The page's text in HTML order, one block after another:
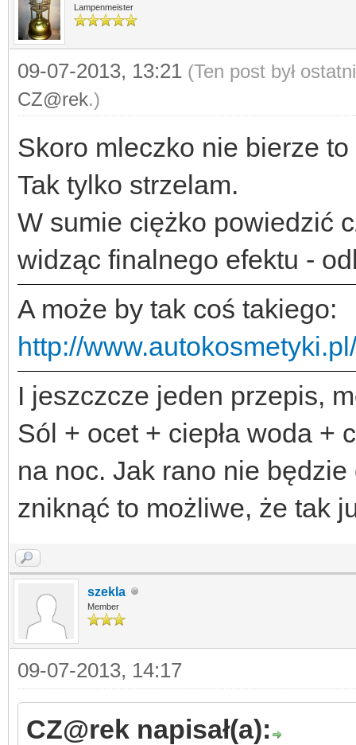
Lampenmeister
09-07-2013, 13:21 (Ten post był
CZ@rek.)
Skoro mleczko nie bierze
Tak tylko strzelam.
W sumie ciężko powiedzić
widząc finalnego efektu -
A może by tak coś takiego:
http://
I jeszczcze jeden przepis,
Sól + ocet + ciepła woda +
na noc. Jak rano nie
zniknąć to możliwe, że tak
szekla
Member
09-07-2013, 14:17
CZ@rek napisał(a):